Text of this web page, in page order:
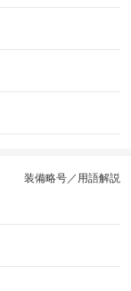
装備略号／用語解説